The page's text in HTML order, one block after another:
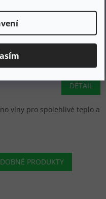
THERMAL MERINO
black - černé/červené
DETAIL
vlny pro spolehlivé teplo a
PRODUKTY